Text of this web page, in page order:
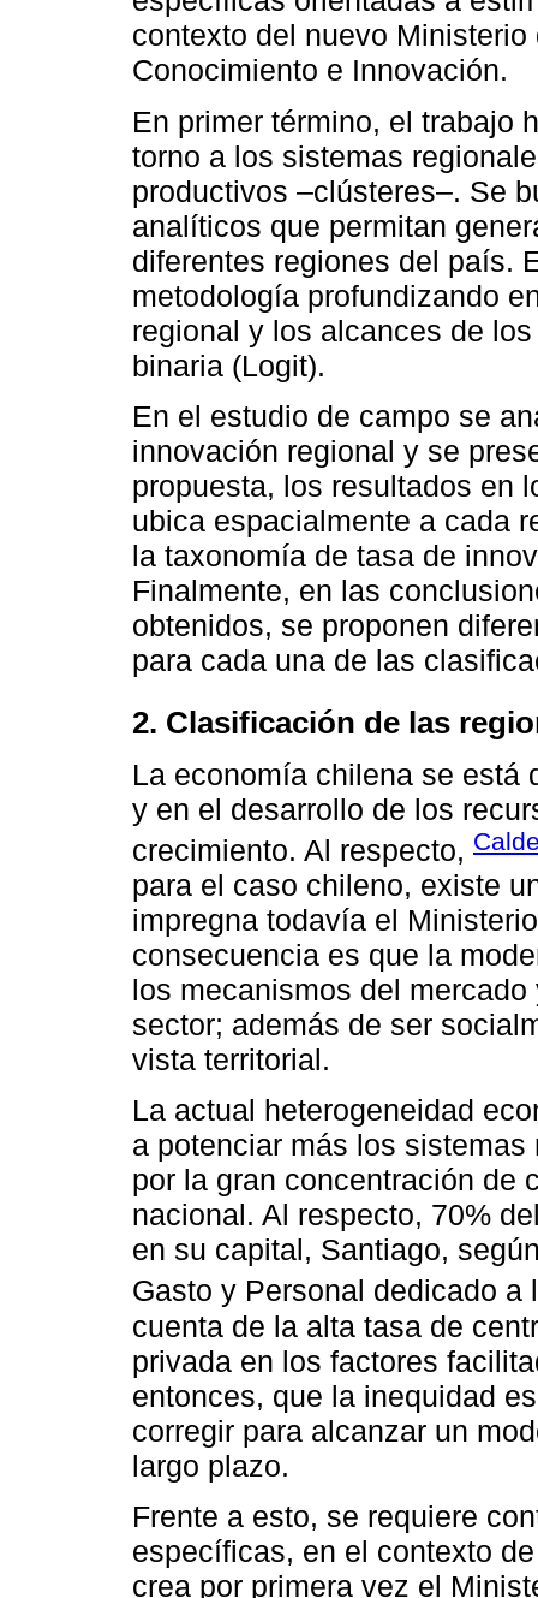
contexto del nuevo
Conocimiento e Innovación.
En primer término, el trabajo
torno a los sistemas
productivos –clústeres–. Se
analíticos que permitan
diferentes regiones del país.
metodología profundizando
regional y los alcances de
binaria (Logit).
En el estudio de campo se
innovación regional y se
propuesta, los resultados en
ubica espacialmente a cada
la taxonomía de tasa de
Finalmente, en las
obtenidos, se proponen
para cada una de las
2. Clasificación de las
La economía chilena se está
y en el desarrollo de los
crecimiento. Al respecto,
para el caso chileno, existe
impregna todavía el
consecuencia es que la
los mecanismos del
sector; además de ser
vista territorial.
La actual heterogeneidad
a potenciar más los
por la gran concentración de
nacional. Al respecto, 70%
en su capital, Santiago,
Gasto y Personal dedicado a
cuenta de la alta tasa de
privada en los factores
entonces, que la inequidad
corregir para alcanzar un
largo plazo.
Frente a esto, se requiere
específicas, en el contexto
crea por primera vez el